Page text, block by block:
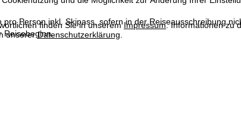
finden Sie in unseremImpressum. Informationen zu
unsererDatenschutzerklärung
pro Person inkl. Skipass, sofern in der Reiseausschreibung
Reisebeginn.